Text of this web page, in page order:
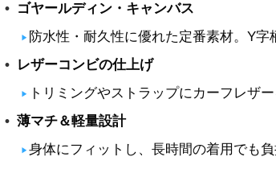
ゴヤールディン・キャンバス
防水性・耐久性に優れた定番素材。Y字
レザーコンビの仕上げ
トリミングやストラップにカーフレザ
薄マチ＆軽量設計
身体にフィットし、長時間の着用でも負